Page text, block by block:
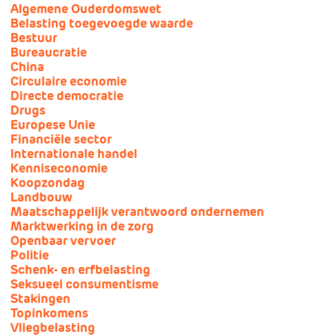
Algemene Ouderdomswet
Belasting toegevoegde waarde
Bestuur
Bureaucratie
China
Circulaire economie
Directe democratie
Drugs
Europese Unie
Financiële sector
Internationale handel
Kenniseconomie
Koopzondag
Landbouw
Maatschappelijk verantwoord ondernemen
Marktwerking in de zorg
Openbaar vervoer
Politie
Schenk- en erfbelasting
Seksueel consumentisme
Stakingen
Topinkomens
Vliegbelasting